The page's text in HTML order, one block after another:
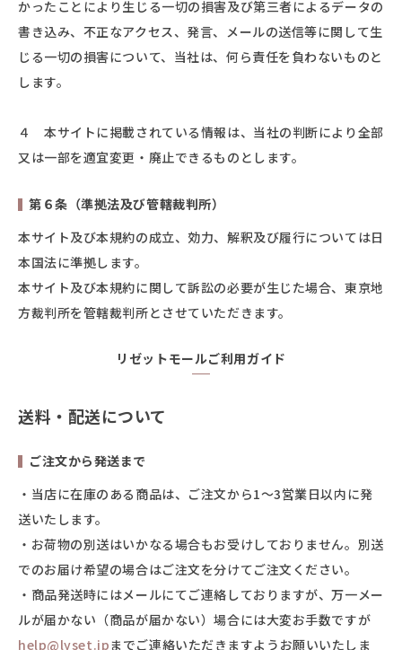
かったことにより生じる一切の損害及び第三者によるデータの
書き込み、不正なアクセス、発言、メールの送信等に関して生
じる一切の損害について、当社は、何ら責任を負わないものと
します。
４ 本サイトに掲載されている情報は、当社の判断により全部
又は一部を適宜変更・廃止できるものとします。
第６条（準拠法及び管轄裁判所）
本サイト及び本規約の成立、効力、解釈及び履行については日
本国法に準拠します。
本サイト及び本規約に関して訴訟の必要が生じた場合、東京地
方裁判所を管轄裁判所とさせていただきます。
リゼットモールご利用ガイド
送料・配送について
ご注文から発送まで
・当店に在庫のある商品は、ご注文から1～3営業日以内に発
送いたします。
・お荷物の別送はいかなる場合もお受けしておりません。別送
でのお届け希望の場合はご注文を分けてご注文ください。
・商品発送時にはメールにてご連絡しておりますが、万一メー
ルが届かない（商品が届かない）場合には大変お手数ですが
help@lyset.jpまでご連絡いただきますようお願いいたしま